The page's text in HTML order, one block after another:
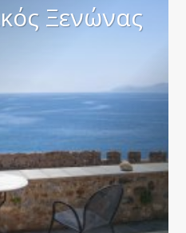
Ξενώνας